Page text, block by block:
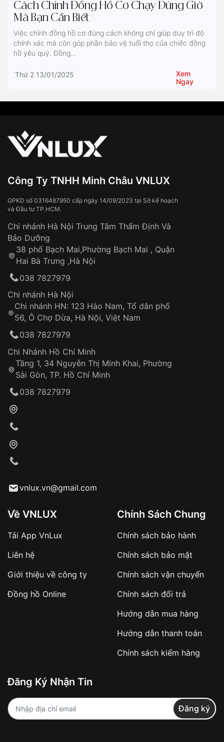
Cách Chỉnh Đồng Hồ Cơ Chạy Đúng Giờ
Mà Bạn Cần Biết
Việc chỉnh đồng hồ cơ đúng cách không chỉ giúp duy trì độ
chính xác mà còn góp phần bảo vệ tuổi thọ của chiếc đồng
hồ yêu quý. Đồng...
Thứ 2 13/01/2025
Xem
Ngay
Công Ty TNHH Minh Châu VNLUX
GPKD số 0316487950 cấp ngày 14/09/2023 tại Sở kế hoạch
và Đầu tư TP.HCM.
Chi nhánh Hà Nội Trung Tâm Thẩm Định Và
Bảo Dưỡng
38 phố Bạch Mai,Phường Bạch Mai , Quận
Hai Bà Trưng ,Hà Nội
038 7827979
Chi nhánh Hà Nội
Chi nhánh HN: 123 Hào Nam, Tổ dân phố
56, Ô Chợ Dừa, Hà Nội, Việt Nam
038 7827979
Chi Nhánh Hồ Chí Minh
Tầng 1, 34 Nguyễn Thị Minh Khai, Phường
Sài Gòn, TP. Hồ Chí Minh
038 7827979
vnlux.vn@gmail.com
Về VNLUX
Tải App VnLux
Liên hệ
Giới thiệu về công ty
Đồng hồ Online
Chính Sách Chung
Chính sách bảo hành
Chính sách bảo mật
Chính sách vận chuyển
Chính sách đổi trả
Hướng dẫn mua hàng
Hướng dẫn thanh toán
Chính sách kiểm hàng
Đăng Ký Nhận Tin
Đăng ký